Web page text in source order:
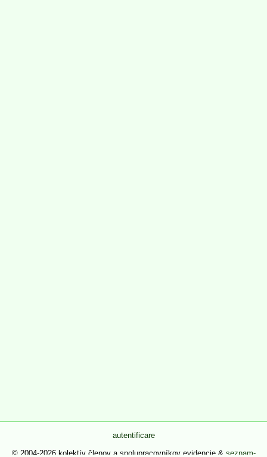
autentificare
© 2004-2026 kolektív členov a spolupracovníkov evidencie & seznam-